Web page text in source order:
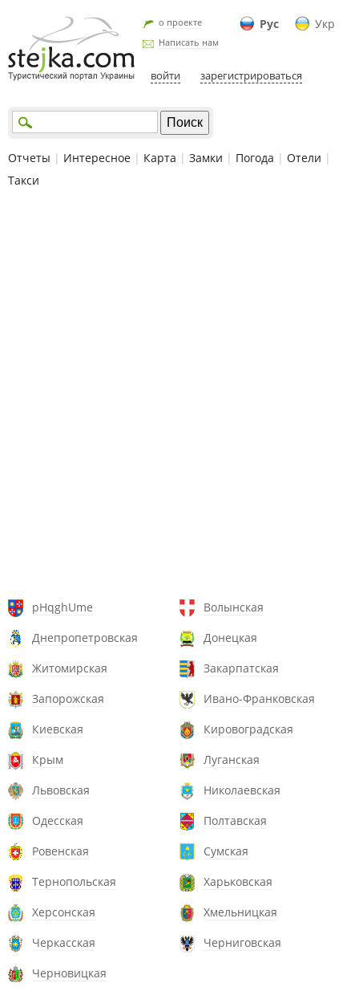
Рус Укр
о проекте
Написать нам
войти зарегистрироваться
Отчеты | Интересное | Карта | Замки | Погода | Отели |
Такси
pHqghUme
Волынская
Днепропетровская
Донецкая
Житомирская
Закарпатская
Запорожская
Ивано-Франковская
Киевская
Кировоградская
Крым
Луганская
Львовская
Николаевская
Одесская
Полтавская
Ровенская
Сумская
Тернопольская
Харьковская
Херсонская
Хмельницкая
Черкасская
Черниговская
Черновицкая